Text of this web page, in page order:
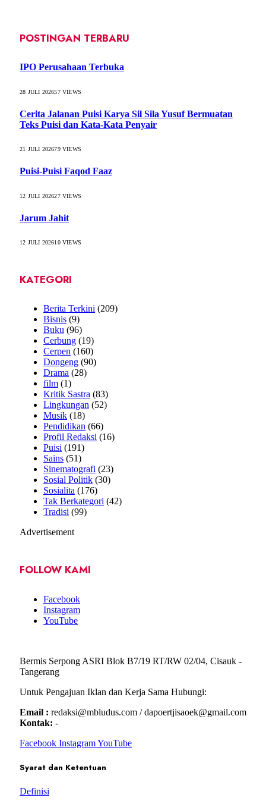
POSTINGAN TERBARU
IPO Perusahaan Terbuka
28 JULI 202657VIEWS
Cerita Jalanan Puisi Karya Sil Sila Yusuf Bermuatan
Teks Puisi dan Kata-Kata Penyair
21 JULI 202679VIEWS
Puisi-Puisi Faqod Faaz
12 JULI 202627VIEWS
Jarum Jahit
12 JULI 202610VIEWS
KATEGORI
Berita Terkini (209)
Bisnis (9)
Buku (96)
Cerbung (19)
Cerpen (160)
Dongeng (90)
Drama (28)
film (1)
Kritik Sastra (83)
Lingkungan (52)
Musik (18)
Pendidikan (66)
Profil Redaksi (16)
Puisi (191)
Sains (51)
Sinematografi (23)
Sosial Politik (30)
Sosialita (176)
Tak Berkategori (42)
Tradisi (99)
Advertisement
FOLLOW KAMI
Facebook
Instagram
YouTube
Bermis Serpong ASRI Blok B7/19 RT/RW 02/04, Cisauk -
Tangerang
Untuk Pengajuan Iklan dan Kerja Sama Hubungi:
Email : redaksi@mbludus.com / dapoertjisaoek@gmail.com
Kontak: -
Facebook InstagramYouTube
Syarat dan Ketentuan
Definisi